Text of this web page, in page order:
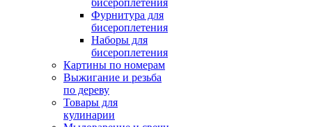
бисероплетения
Фурнитура для
бисероплетения
Наборы для
бисероплетения
Картины по номерам
Выжигание и резьба
по дереву
Товары для
кулинарии